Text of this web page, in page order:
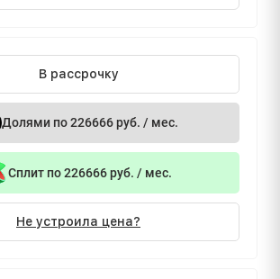
В рассрочку
Долями по 226666 руб. / мес.
Сплит по 226666 руб. / мес.
Не устроила цена?